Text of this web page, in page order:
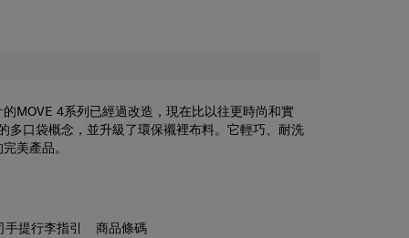
MOVE 4系列已經過改造，現在比以往更時尚和實
多口袋概念，並升級了環保襯裡布料。它輕巧、耐洗
美產品。
提行李指引 商品條碼